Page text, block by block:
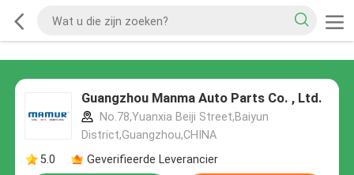
Guangzhou Manma Auto Parts Co. , Ltd.
No.78,Yuanxia Beiji Street,Baiyun
District,Guangzhou,CHINA
5.0
Geverifieerde Leverancier